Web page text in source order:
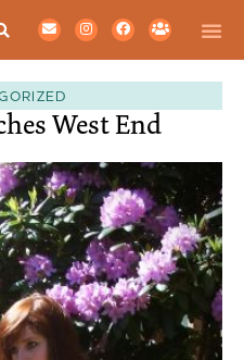
West End